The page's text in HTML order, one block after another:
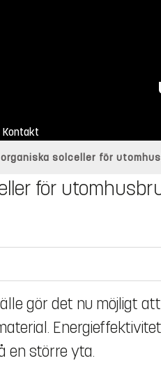
Kontakt
solceller för
för
gör det nu möjligt
en större yta.